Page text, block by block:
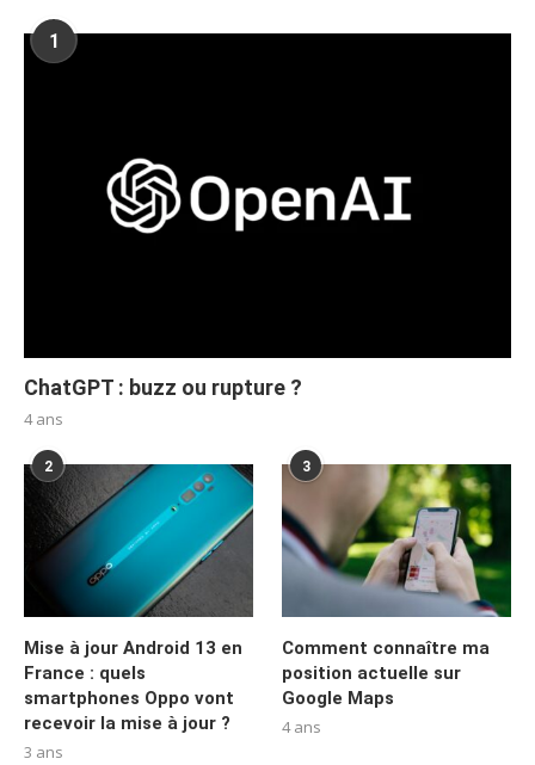
1
ChatGPT : buzz ou rupture ?
4 ans
2
Mise à jour Android 13 en
France : quels
smartphones Oppo vont
recevoir la mise à jour ?
3 ans
3
Comment connaître ma
position actuelle sur
Google Maps
4 ans